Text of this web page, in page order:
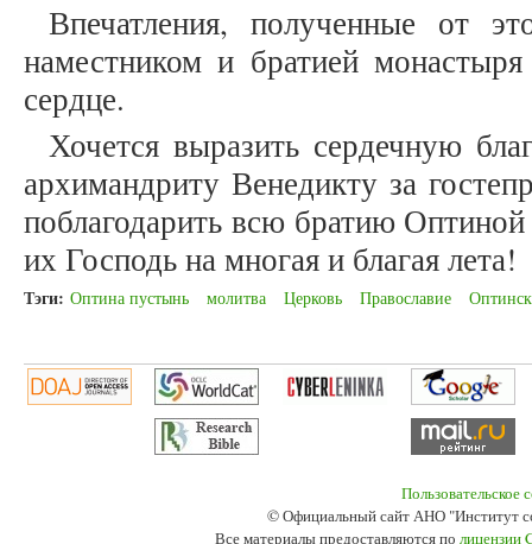
Впечатления, полученные от
наместником и братией
сердце.
Хочется выразить сердечную
архимандриту Венедикту за
поблагодарить всю братию
их Господь на многая и благая лета!
Тэги: Оптина пустынь молитва Церковь Православие
Пользовательское
© Официальный сайт АНО "Институт
Все материалы предоставляются по лицензии